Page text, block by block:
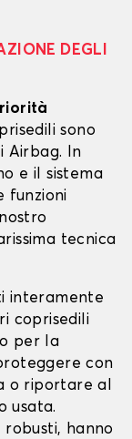
DEGLI
sono
Airbag. In
e il sistema
funzioni
tecnica
interamente
coprisedili
per la
con
o riportare al
usata.
hanno